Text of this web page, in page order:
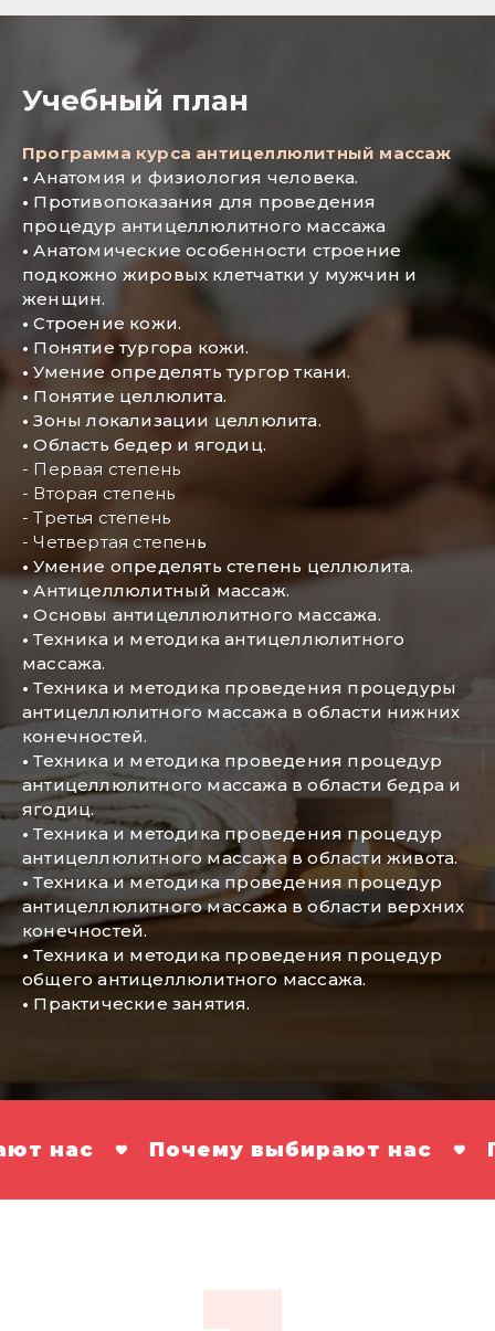
Учебный план
Программа курса антицеллюлитный массаж
•Анатомия и физиология человека.
• Противопоказания для проведения
процедур антицеллюлитного массажа
•Анатомические особенности строение
подкожно жировых клетчатки у мужчин и
женщин.
•Строение кожи.
• Понятие тургора кожи.
•Умение определять тургор ткани.
• Понятие целлюлита.
•Зоны локализации целлюлита.
•Область бедер и ягодиц.
- Первая степень
- Вторая степень
- Третья степень
- Четвертая степень
•Умение определять степень целлюлита.
•Антицеллюлитный массаж.
•Основы антицеллюлитного массажа.
•Техника и методика антицеллюлитного
массажа.
•Техника и методика проведения процедуры
антицеллюлитного массажа в области нижних
конечностей.
•Техника и методика проведения процедур
антицеллюлитного массажа в области бедра и
ягодиц.
•Техника и методика проведения процедур
антицеллюлитного массажа в области живота.
•Техника и методика проведения процедур
антицеллюлитного массажа в области верхних
конечностей.
•Техника и методика проведения процедур
общего антицеллюлитного массажа.
• Практические занятия.
Почему выбирают наc